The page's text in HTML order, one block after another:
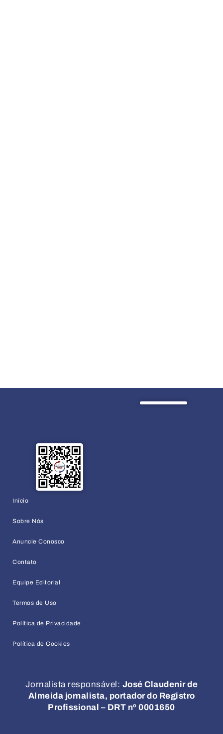
Início
Sobre Nós
Anuncie Conosco
Contato
Equipe Editorial
Termos de Uso
Política de Privacidade
Política de Cookies
Jornalista responsável: José Claudenir de
Almeida jornalista, portador do Registro
Profissional – DRT nº 0001650